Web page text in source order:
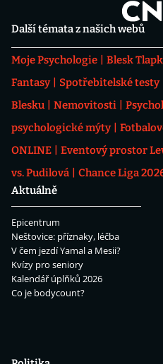
Další témata z našich webů
Moje Psychologie Blesk
Fantasy
Spotřebitelské testy
Blesku
Nemovitosti
psychologické mýty
ONLINE
Eventový prostor
vs. Pudilová
Chance Liga
Aktuálně
Epicentrum
Neštovice: příznaky, léčba
V čem jezdí Yamal a Mesii?
Kvízy pro seniory
Kalendář úplňků 2026
Co je bodycount?